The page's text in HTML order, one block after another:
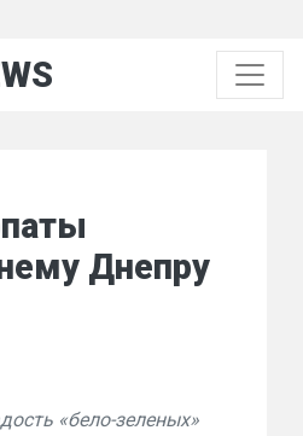
Днепру
«бело-зеленых»